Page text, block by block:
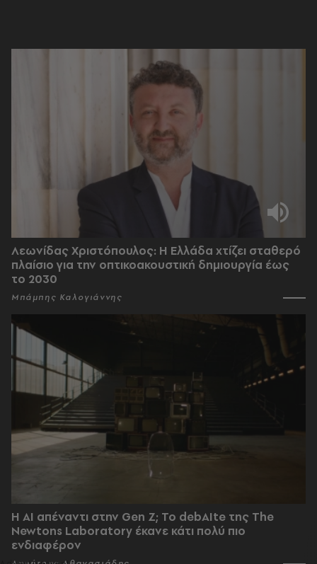
Λεωνίδας Χριστόπουλος: Η Ελλάδα χτίζει σταθερό
πλαίσιο για την οπτικοακουστική δημιουργία έως
το 2030
Μπάμπης Καλογιάννης
Η AI απέναντι στην Gen Z; Το debAIte της The
Newtons Laboratory έκανε κάτι πολύ πιο
ενδιαφέρον